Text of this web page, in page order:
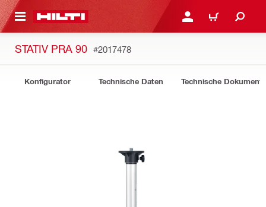
ANMELDEN ODER
WARENKORB
STATIV PRA 90 #2017478
Konfigurator Technische Daten Technische Dokumente